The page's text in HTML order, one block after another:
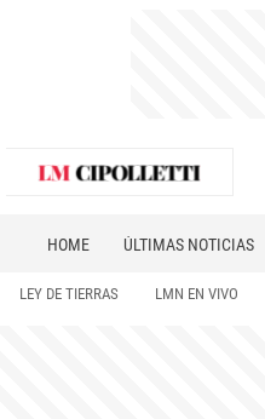
HOME ÚLTIMAS NOTICIAS
LEY DE TIERRAS LMN EN VIVO